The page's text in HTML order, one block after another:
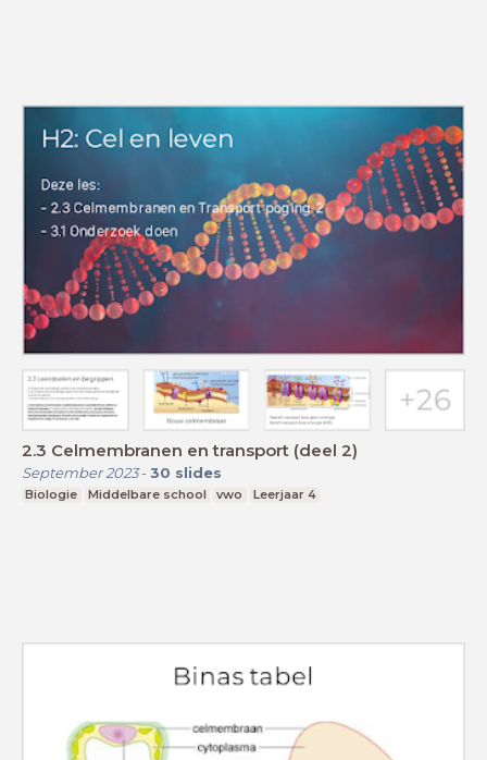
2.3 Celmembranen en transport (deel 2)
September 2023- 30 slides
Biologie Middelbare school vwo Leerjaar 4